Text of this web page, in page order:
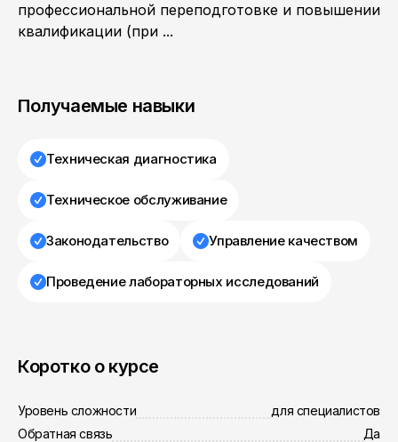
профессиональной переподготовке и повышении
квалификации (при ...
Получаемые навыки
Техническая диагностика
Техническое обслуживание
Законодательство Управление качеством
Проведение лабораторных исследований
Коротко о курсе
Уровень сложности
для специалистов
Обратная связь
Да